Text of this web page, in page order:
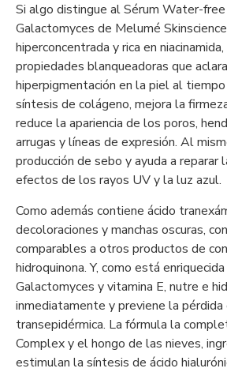
Si algo distingue al Sérum Water-free
Galactomyces de Melumé
hiperconcentrada y rica en
propiedades blanqueadoras que
hiperpigmentación en la piel al
síntesis de colágeno, mejora la
reduce la apariencia de los poros,
arrugas y líneas de expresión. Al
producción de sebo y ayuda a reparar
efectos de los rayos UV y la luz azul.
Como además contiene ácido
decoloraciones y manchas oscuras,
comparables a otros productos de
hidroquinona. Y, como está
Galactomyces y vitamina E, nutre e
inmediatamente y previene la pérdida
transepidérmica. La fórmula la
Complex y el hongo de las nieves,
estimulan la síntesis de ácido